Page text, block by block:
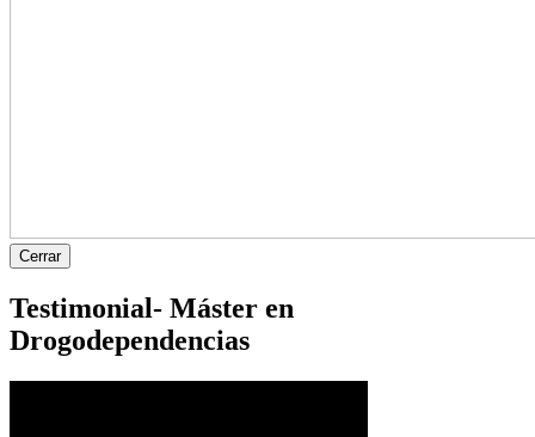
Cerrar
Testimonial- Máster en
Drogodependencias